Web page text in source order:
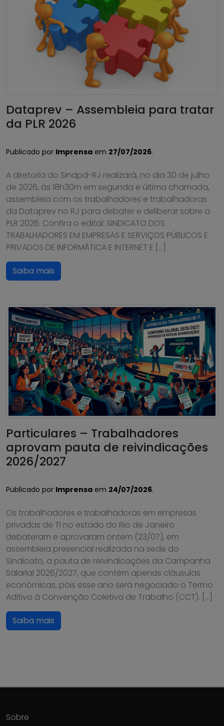
Dataprev – Assembleia para tratar
da PLR 2026
Publicado por Imprensa em 27/07/2026.
A diretoria do Sindpd-RJ realizará, no dia 30 de julho
de 2026, às 18h30m em segunda e última chamada,
assembleia com os trabalhadores e trabalhadoras
da Dataprev no RJ para debater e deliberar sobre a
PLR 2026. Confira o edital: SINDICATO DOS
TRABALHADORES EM EMPRESAS E SERVIÇOS PÚBLICOS E
PRIVADOS DE INFORMÁTICA E INTERNET E […]
Saiba mais
Particulares – Trabalhadores
aprovam pauta de reivindicações
2026/2027
Publicado por Imprensa em 24/07/2026.
Os trabalhadores e trabalhadoras em empresas
privadas de TI no estado do Rio de Janeiro
debateram e aprovaram ontem (23/07), em
assembleia presencial realizada na sede do
Sindicato, a pauta de reivindicações da Campanha
Salarial 2026/2027, que contém apenas cláusulas
econômicas, pois esse ano será negociado o Termo
Aditivo à Convenção Coletiva de Trabalho (CCT). […]
Saiba mais
Sobre